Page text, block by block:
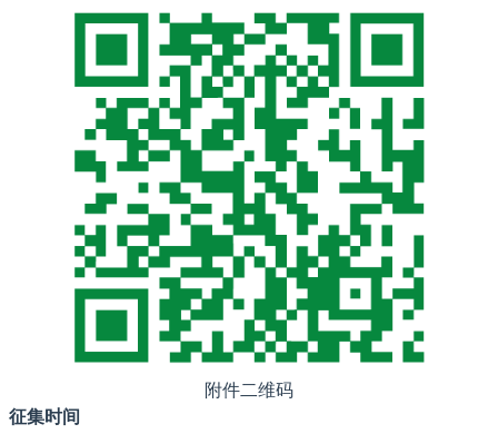
附件二维码
征集时间